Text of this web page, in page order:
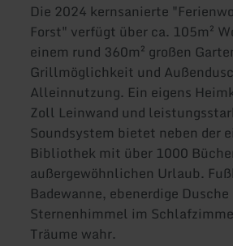
Die 2024 kernsanierte
Forst" verfügt über ca. 105m²
einem rund 360m² großen
Grillmöglichkeit und
Alleinnutzung. Ein eigens
Zoll Leinwand und
Soundsystem bietet neben der
Bibliothek mit über 1000
außergewöhnlichen Urlaub.
Badewanne, ebenerdige
Sternenhimmel im
Träume wahr.